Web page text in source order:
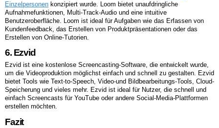
Einzelpersonen konzipiert wurde. Loom bietet unaufdringliche
Aufnahmefunktionen, Multi-Track-Audio und eine intuitive
Benutzeroberfläche. Loom ist ideal für Aufgaben wie das Erfassen von
Kundenfeedback, das Erstellen von Produktpräsentationen oder das
Erstellen von Online-Tutorien.
6. Ezvid
Ezvid ist eine kostenlose Screencasting-Software, die entwickelt wurde,
um die Videoproduktion möglichst einfach und schnell zu gestalten. Ezvid
bietet Tools wie Text-to-Speech, Video-und Bildbearbeitungs-Tools, Cloud-
Speicherung und vieles mehr. Ezvid ist ideal für Nutzer, die schnell und
einfach Screencasts für YouTube oder andere Social-Media-Plattformen
erstellen möchten.
Fazit